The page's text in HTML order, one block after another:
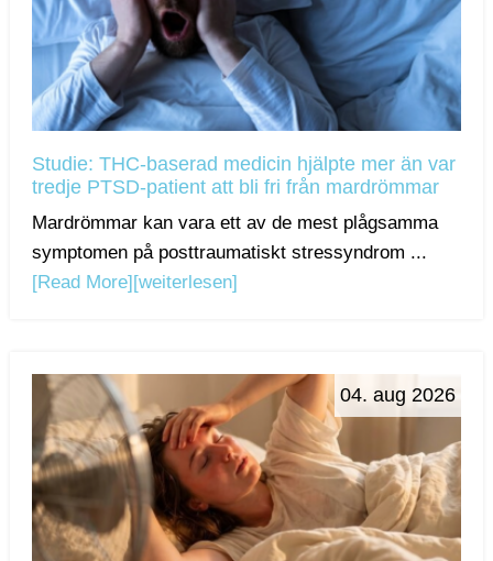
Studie: THC-baserad medicin hjälpte mer än var
tredje PTSD-patient att bli fri från mardrömmar
Mardrömmar kan vara ett av de mest plågsamma
symptomen på posttraumatiskt stressyndrom ...
[Read More] [weiterlesen]
04. aug 2026